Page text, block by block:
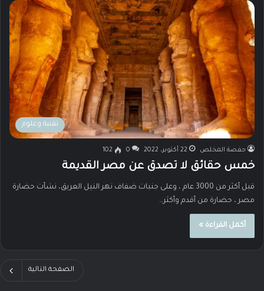
تقنية وعلوم
حفصة المخلص 22 أكتوبر، 2022 0
102
خمس حقائق لا تصدق عن مصر القديمة
قبل أكثر من 3000 عام ، وعلى جنبات ضفاف نهر النيل العريق، نشأت حضارة
مصر ، حضارة من أقدم وأكثر…
أكمل القراءة »
الصفحة التالية